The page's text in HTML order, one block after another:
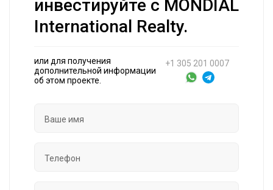
инвестируйте с MONDIAL
International Realty.
или для получения
дополнительной информации
об этом проекте.
+1 305 201 0007